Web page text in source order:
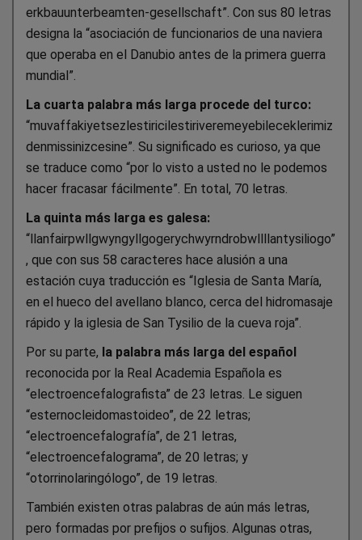
erkbauunterbeamten-gesellschaft”. Con sus 80 letras
designa la “asociación de funcionarios de una naviera
que operaba en el Danubio antes de la primera guerra
mundial”.
La cuarta palabra más larga procede del turco:
“muvaffakiyetsezlestiricilestiriveremeyebileceklerimiz
denmissinizcesine”. Su significado es curioso, ya que
se traduce como “por lo visto a usted no le podemos
hacer fracasar fácilmente”. En total, 70 letras.
La quinta más larga es galesa:
“llanfairpwllgwyngyllgogerychwyrndrobwllllantysiliogo”
, que con sus 58 caracteres hace alusión a una
estación cuya traducción es “Iglesia de Santa María,
en el hueco del avellano blanco, cerca del hidromasaje
rápido y la iglesia de San Tysilio de la cueva roja”.
Por su parte, la palabra más larga del español
reconocida por la Real Academia Española es
“electroencefalografista” de 23 letras. Le siguen
“esternocleidomastoideo”, de 22 letras;
“electroencefalografía”, de 21 letras,
“electroencefalograma”, de 20 letras; y
“otorrinolaringólogo”, de 19 letras.
También existen otras palabras de aún más letras,
pero formadas por prefijos o sufijos. Algunas otras,